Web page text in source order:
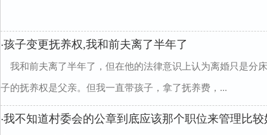
·孩子变更抚养权,我和前夫离了半年了
我和前夫离了半年了，但在他的法律意识上认为离婚只是分
子的抚养权是父亲。但我一直带孩子，拿了抚养费，...
·我不知道村委会的公章到底应该那个职位来管理比较